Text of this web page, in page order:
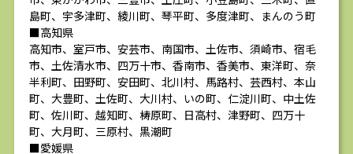
島町、宇多津町、綾川町、琴平町、多度津町、まんのう町
■高知県
高知市、室戸市、安芸市、南国市、土佐市、須崎市、宿毛
市、土佐清水市、四万十市、香南市、香美市、東洋町、奈
半利町、田野町、安田町、北川村、馬路村、芸西村、本山
町、大豊町、土佐町、大川村、いの町、仁淀川町、中土佐
町、佐川町、越知町、梼原町、日高村、津野町、四万十
町、大月町、三原村、黒潮町
■愛媛県